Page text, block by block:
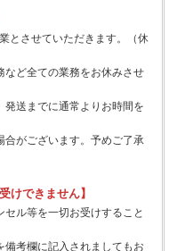
とさせていただきます。（休
など全ての業務をお休みさせ
送までに通常よりお時間を
合がございます。予めご了承
けできません】
ル等を一切お受けすること
備考欄に記入されましてもお